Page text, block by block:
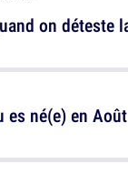
on déteste
es né(e) en Août